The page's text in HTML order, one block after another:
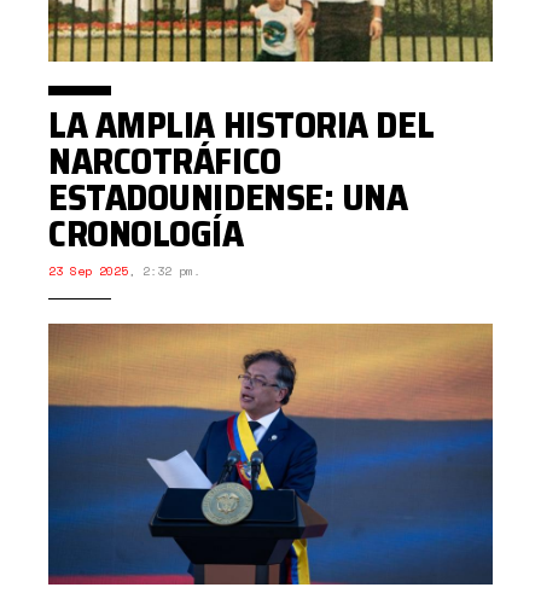
LA AMPLIA HISTORIA DEL
NARCOTRÁFICO
ESTADOUNIDENSE: UNA
CRONOLOGÍA
23 Sep 2025, 2:32 pm.